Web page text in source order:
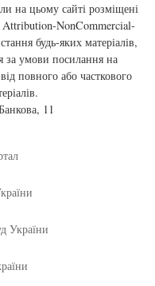
на цьому сайті розміщені
Attribution-NonCommercial-
будь-яких матеріалів,
за умови посилання на
повного або часткового
11
України